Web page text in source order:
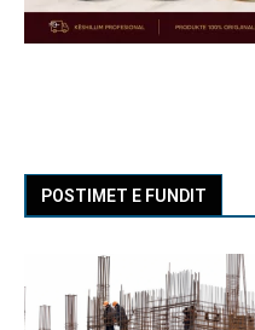
POSTIMET E FUNDIT